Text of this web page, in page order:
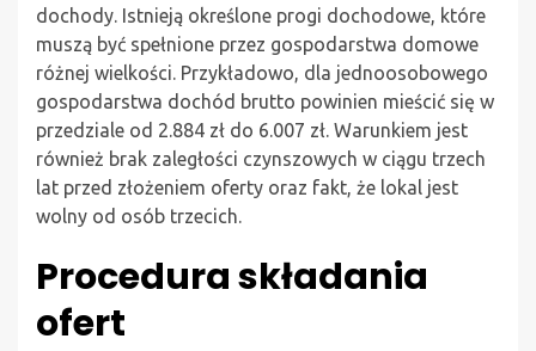
dochody. Istnieją określone progi dochodowe, które
muszą być spełnione przez gospodarstwa domowe
różnej wielkości. Przykładowo, dla jednoosobowego
gospodarstwa dochód brutto powinien mieścić się w
przedziale od 2.884 zł do 6.007 zł. Warunkiem jest
również brak zaległości czynszowych w ciągu trzech
lat przed złożeniem oferty oraz fakt, że lokal jest
wolny od osób trzecich.
Procedura składania
ofert